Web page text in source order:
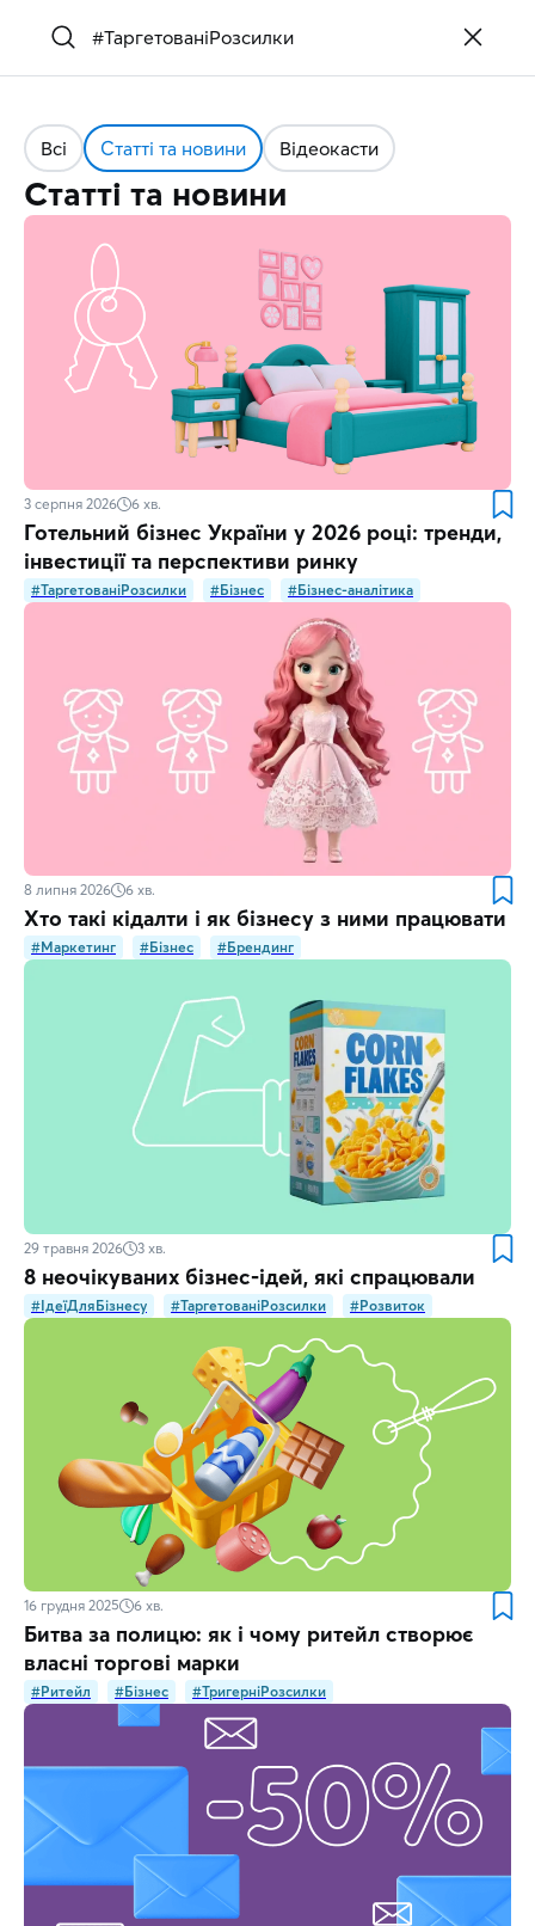
Всі Статті та новини Відеокасти
Статті та новини
3 серпня 2026 6 хв.
Готельний бізнес України у 2026 році: тренди,
інвестиції та перспективи ринку
#ТаргетованіРозсилки #Бізнес #Бізнес-аналітика
8 липня 2026 6 хв.
Хто такі кідалти і як бізнесу з ними працювати
#Маркетинг #Бізнес #Брендинг
29 травня 2026 3 хв.
8 неочікуваних бізнес-ідей, які спрацювали
#ІдеїДляБізнесу #ТаргетованіРозсилки #Розвиток
16 грудня 2025 6 хв.
Битва за полицю: як і чому ритейл створює
власні торгові марки
#Ритейл #Бізнес #ТригерніРозсилки